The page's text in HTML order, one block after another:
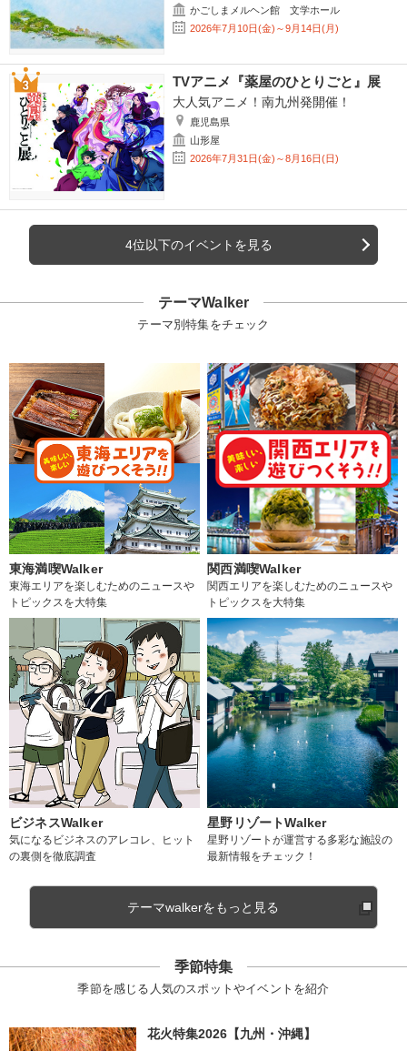
かごしまメルヘン館 文学ホール
2026年7月10日(金)～9月14日(月)
TVアニメ『薬屋のひとりごと』展
大人気アニメ！南九州発開催！
鹿児島県
山形屋
2026年7月31日(金)～8月16日(日)
4位以下のイベントを見る
テーマWalker
テーマ別特集をチェック
東海満喫Walker
東海エリアを楽しむためのニュースや
トピックスを大特集
関西満喫Walker
関西エリアを楽しむためのニュースや
トピックスを大特集
ビジネスWalker
気になるビジネスのアレコレ、ヒット
の裏側を徹底調査
星野リゾートWalker
星野リゾートが運営する多彩な施設の
最新情報をチェック！
テーマwalkerをもっと見る
季節特集
季節を感じる人気のスポットやイベントを紹介
花火特集2026【九州・沖縄】